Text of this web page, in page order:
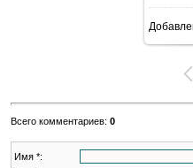
Всего комментариев: 0
Имя *: